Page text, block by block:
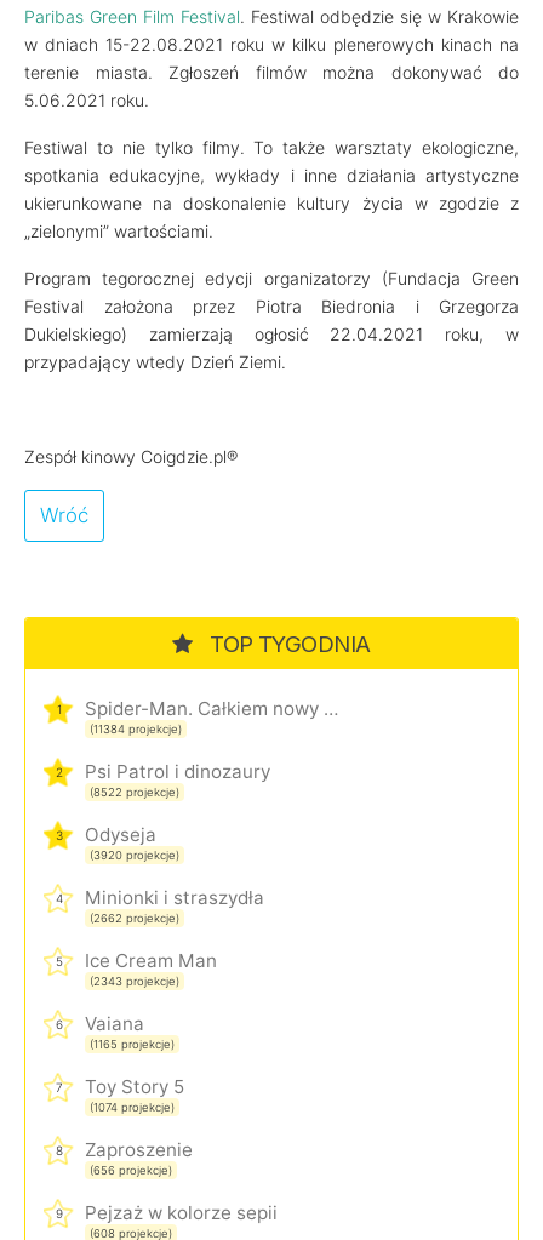
Paribas Green Film Festival. Festiwal odbędzie się w Krakowie
w dniach 15-22.08.2021 roku w kilku plenerowych kinach na
terenie miasta. Zgłoszeń filmów można dokonywać do
5.06.2021 roku.
Festiwal to nie tylko filmy. To także warsztaty ekologiczne,
spotkania edukacyjne, wykłady i inne działania artystyczne
ukierunkowane na doskonalenie kultury życia w zgodzie z
„zielonymi” wartościami.
Program tegorocznej edycji organizatorzy (Fundacja Green
Festival założona przez Piotra Biedronia i Grzegorza
Dukielskiego) zamierzają ogłosić 22.04.2021 roku, w
przypadający wtedy Dzień Ziemi.
Zespół kinowy Coigdzie.pl®
Wróć
TOP TYGODNIA
1 Spider-Man. Całkiem nowy dzień
(11384 projekcje)
2 Psi Patrol i dinozaury
(8522 projekcje)
3 Odyseja
(3920 projekcje)
4 Minionki i straszydła
(2662 projekcje)
5 Ice Cream Man
(2343 projekcje)
6 Vaiana
(1165 projekcje)
7 Toy Story 5
(1074 projekcje)
8 Zaproszenie
(656 projekcje)
9 Pejzaż w kolorze sepii
(608 projekcje)